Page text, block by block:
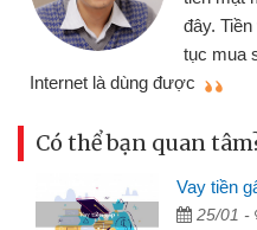
đã
Có thể bạn quan
Vay tiền
25/01 -